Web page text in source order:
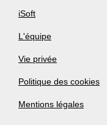
iSoft
L'équipe
Vie privée
Politique des cookies
Mentions légales